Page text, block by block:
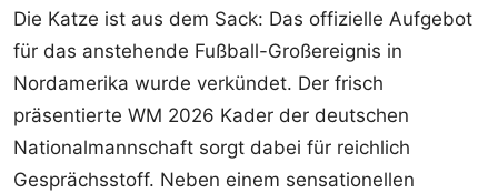
Die Katze ist aus dem Sack: Das offizielle Aufgebot
für das anstehende Fußball-Großereignis in
Nordamerika wurde verkündet. Der frisch
präsentierte WM 2026 Kader der deutschen
Nationalmannschaft sorgt dabei für reichlich
Gesprächsstoff. Neben einem sensationellen